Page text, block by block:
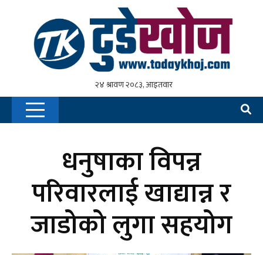
धनुषाका विपन्न
परिवारलाई खाद्यान्न र
जाडोको लुगा सहयोग